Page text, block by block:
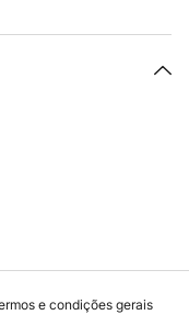
e condições gerais